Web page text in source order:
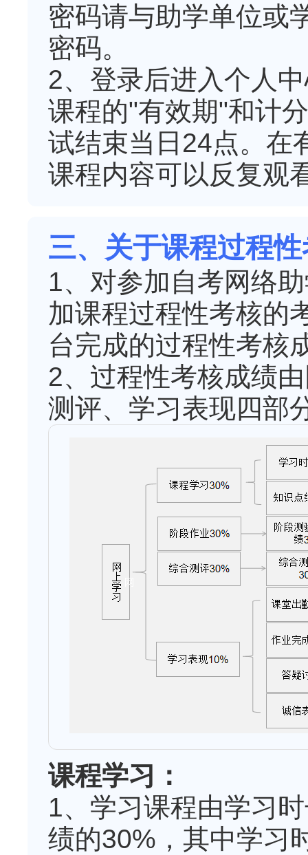
密码请与助学单位或
密码。
2、登录后进入个人
课程的"有效期"和计
试结束当日24点。在
课程内容可以反复观
三、关于课程过程
1、对参加自考网络
加课程过程性考核的
台完成的过程性考核
2、过程性考核成绩
测评、学习表现四部
课程学习：
1、学习课程由学习
绩的30%，其中学习